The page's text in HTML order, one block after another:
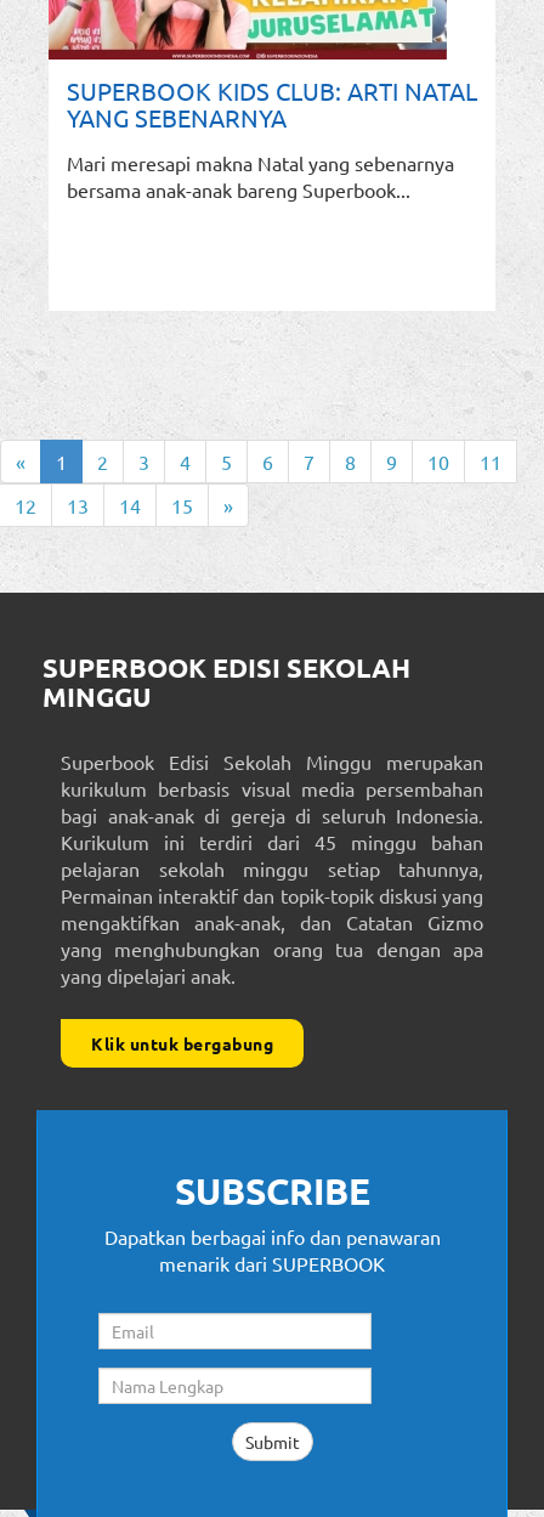
SUPERBOOK KIDS CLUB: ARTI NATAL
YANG SEBENARNYA
Mari meresapi makna Natal yang sebenarnya
bersama anak-anak bareng Superbook...
« 1 2 3 4 5 6 7 8 9 10
11
12
13 14 15 »
SUPERBOOK EDISI SEKOLAH
MINGGU
Superbook Edisi Sekolah Minggu merupakan
kurikulum berbasis visual media persembahan
bagi anak-anak di gereja di seluruh Indonesia.
Kurikulum ini terdiri dari 45 minggu bahan
pelajaran sekolah minggu setiap tahunnya,
Permainan interaktif dan topik-topik diskusi yang
mengaktifkan anak-anak, dan Catatan Gizmo
yang menghubungkan orang tua dengan apa
yang dipelajari anak.
Klik untuk bergabung
SUBSCRIBE
Dapatkan berbagai info dan penawaran
menarik dari SUPERBOOK